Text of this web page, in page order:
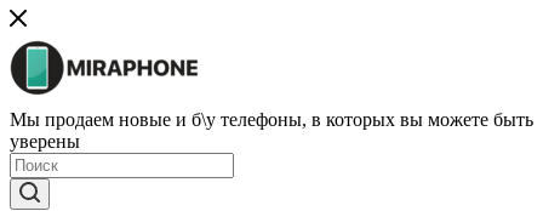
Мы продаем новые и б\у телефоны, в которых вы можете быть
уверены